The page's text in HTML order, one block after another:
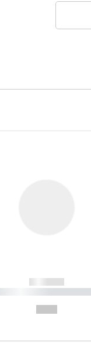
------------
-----------